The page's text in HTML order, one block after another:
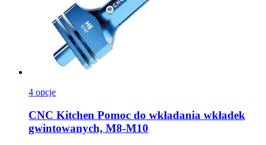
4 opcje
CNC Kitchen Pomoc do wkładania wkładek
gwintowanych, M8-​M10